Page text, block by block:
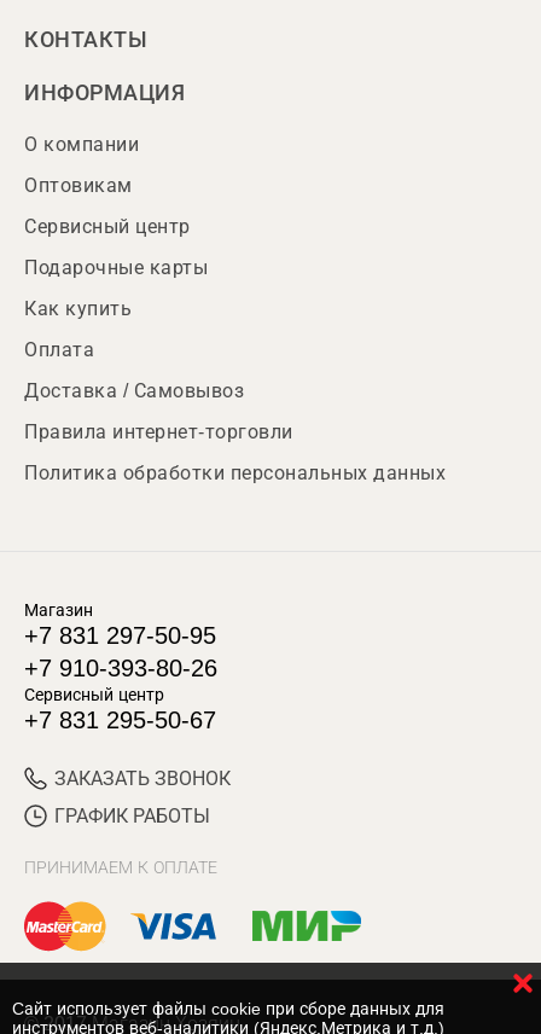
КОНТАКТЫ
ИНФОРМАЦИЯ
О компании
Оптовикам
Сервисный центр
Подарочные карты
Как купить
Оплата
Доставка / Самовывоз
Правила интернет-торговли
Политика обработки персональных данных
Магазин
+7 831 297-50-95
+7 910-393-80-26
Сервисный центр
+7 831 295-50-67
ЗАКАЗАТЬ ЗВОНОК
ГРАФИК РАБОТЫ
ПРИНИМАЕМ К ОПЛАТЕ
© 2017 Магазин Хозяин
Cайт использует файлы cookie при сборе данных для
инструментов веб-аналитики (Яндекс.Метрика и т.д.)